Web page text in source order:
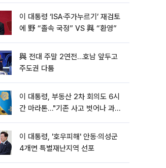
이 대통령 ‘ISA·주가누르기’ 재검토
에 野 “졸속 국정” VS 與 “환영”
與 전대 주말 2연전…호남 앞두고
주도권 다툼
이 대통령, 부동산 2차 회의도 6시
간 마라톤…"기존 사고 벗어나 과감
이 대통령, '호우피해' 안동·의성군
4개면 특별재난지역 선포